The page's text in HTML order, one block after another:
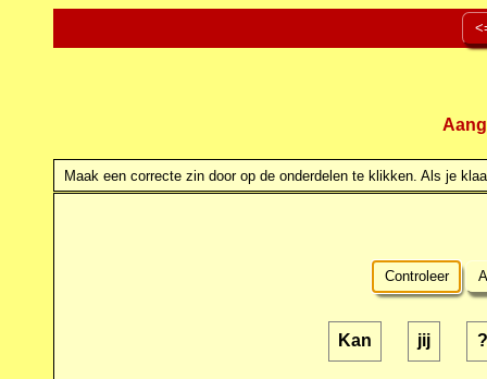
Maak een correcte zin door op de onderdelen te klikken. Als je
Controleer
Kan jij ?